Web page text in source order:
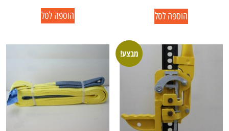
הוספה לסל הוספה לסל
מבצע!